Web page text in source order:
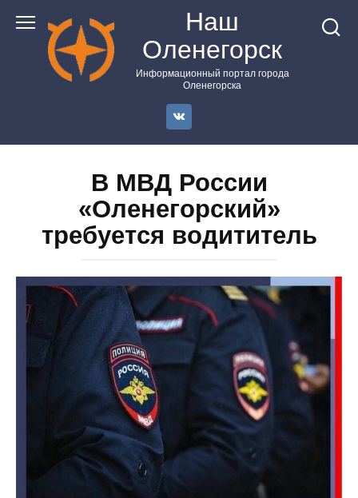
контенту
Наш
Оленегорск
Информационный портал города
Оленегорска
В МВД России
«Оленегорский»
требуется водититель